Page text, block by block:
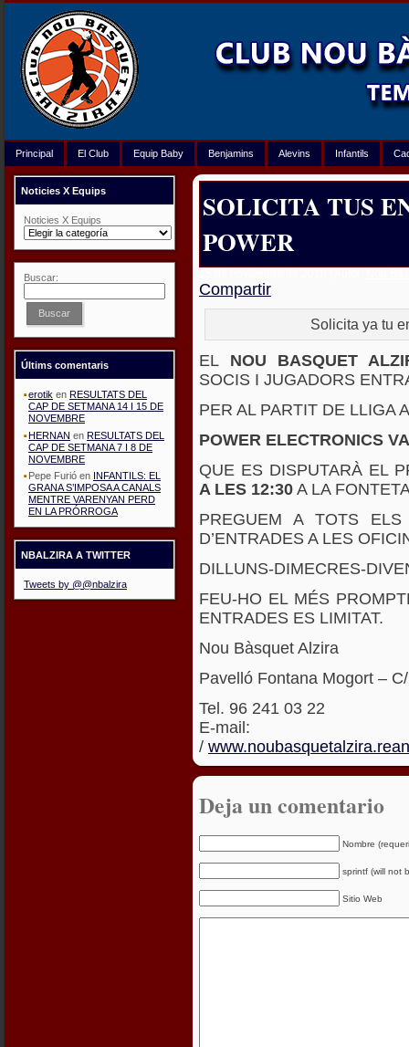
Principal El Club Equip Baby Benjamins Alevins Infantils
Noticies X Equips
Noticies X Equips
Buscar:
Buscar
Últims comentaris
erotik en RESULTATS DEL
CAP DE SETMANA 14 I 15 DE
NOVEMBRE
HERNAN en RESULTATS DEL
CAP DE SETMANA 7 I 8 DE
NOVEMBRE
Pepe Furió en INFANTILS: EL
GRANA S’IMPOSA A CANALS
MENTRE VARENYAN PERD
EN LA PRÓRROGA
NBALZIRA A TWITTER
Tweets by @@nbalzira
SOLICITA TUS
POWER
Compartir
Solicita ya tu
EL NOU BASQUET
SOCIS I JUGADORS
PER AL PARTIT DE LLIGA
POWER ELECTRONICS
QUE ES DISPUTARÀ EL
A LES 12:30 A LA
PREGUEM A TOTS ELS
D’ENTRADES A LES
DILLUNS-DIMECRES-
FEU-HO EL MÉS
ENTRADES ES LIMITAT.
Nou Bàsquet Alzira
Pavelló Fontana Mogort –
Tel. 96 241 03 22
E-
/
Deja un comentario
Nombre
sprintf (will not
Sitio Web